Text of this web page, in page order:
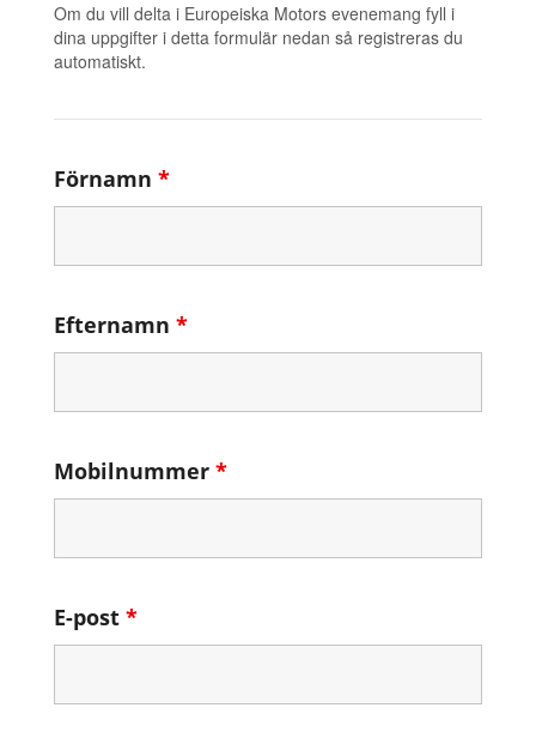
Om du vill delta i Europeiska Motors evenemang fyll i
dina uppgifter i detta formulär nedan så registreras du
automatiskt.
Förnamn *
Efternamn *
Mobilnummer *
E-post *